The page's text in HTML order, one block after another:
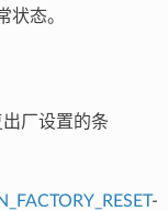
状态。
厂设置的条
-